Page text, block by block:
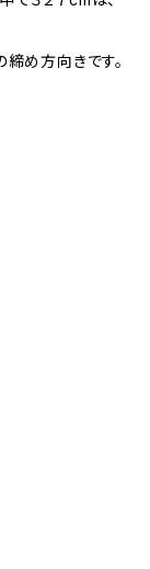
め方向きです。